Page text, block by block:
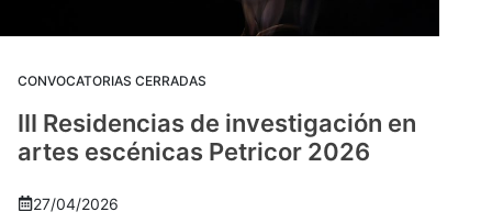
CONVOCATORIAS CERRADAS
III Residencias de investigación en
artes escénicas Petricor 2026
27/04/2026